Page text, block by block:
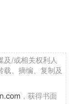
及/或相关权利人
载、摘编、复制及
，获得书面